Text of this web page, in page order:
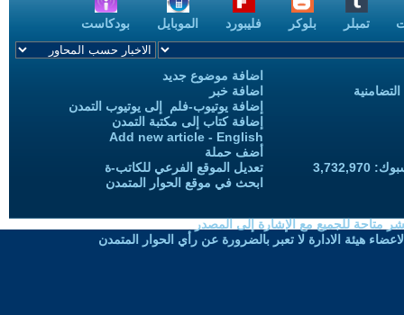
تمبلر بلوكر فليبورد الموبايل بودكاست
اضافة موضوع جديد
اضافة خبر
إضافة يوتيوب-فلم إلى يوتيوب التمدن
إضافة كتاب إلى مكتبة التمدن
Add new article - English
أضف حملة
تعديل الموقع الفرعي للكاتب-ة
ابحث في موقع الحوار المتمدن
متاحة للجميع مع الإشارة إلى المصدر
هيئة الادارة لا تعبر بالضرورة عن رأي الحوار المتمدن